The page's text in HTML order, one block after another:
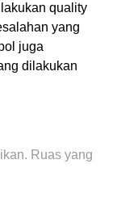
quality
yang
juga
dilakukan
Ruas yang